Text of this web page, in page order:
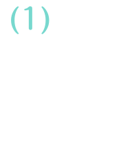
(1)